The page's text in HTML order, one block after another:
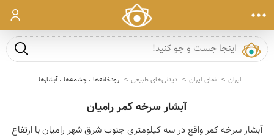
ورود
جست و
ایران نمای ایران دیدنی‌های طبیعی رودخانه‌ها ، چشمه‌ها ، آبشارها
آبشار سرخه کمر رامیان
آبشار سرخه کمر واقع در سه کیلومتری جنوب شرق شهر رامیان با ارتفاع